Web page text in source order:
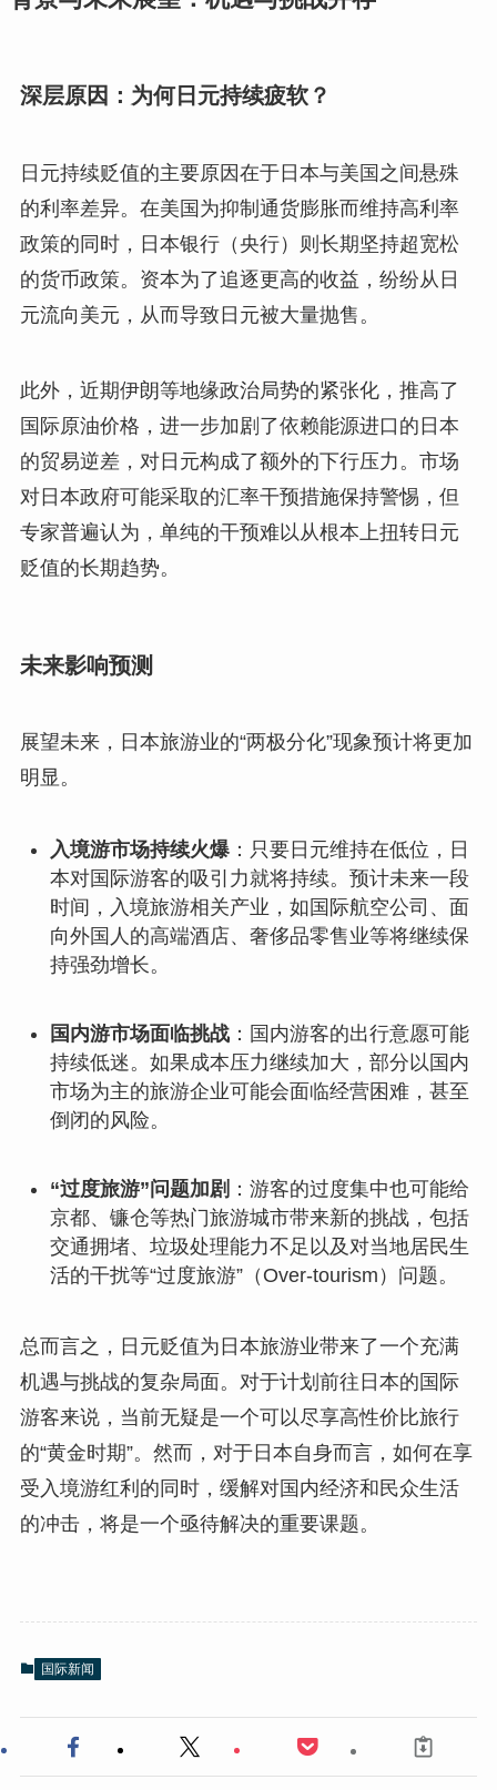
深层原因：为何日元持续疲软？
日元持续贬值的主要原因在于日本与美国之间悬殊
的利率差异。在美国为抑制通货膨胀而维持高利率
政策的同时，日本银行（央行）则长期坚持超宽松
的货币政策。资本为了追逐更高的收益，纷纷从日
元流向美元，从而导致日元被大量抛售。
此外，近期伊朗等地缘政治局势的紧张化，推高了
国际原油价格，进一步加剧了依赖能源进口的日本
的贸易逆差，对日元构成了额外的下行压力。市场
对日本政府可能采取的汇率干预措施保持警惕，但
专家普遍认为，单纯的干预难以从根本上扭转日元
贬值的长期趋势。
未来影响预测
展望未来，日本旅游业的“两极分化”现象预计将更加
明显。
入境游市场持续火爆：只要日元维持在低位，日
本对国际游客的吸引力就将持续。预计未来一段
时间，入境旅游相关产业，如国际航空公司、面
向外国人的高端酒店、奢侈品零售业等将继续保
持强劲增长。
国内游市场面临挑战：国内游客的出行意愿可能
持续低迷。如果成本压力继续加大，部分以国内
市场为主的旅游企业可能会面临经营困难，甚至
倒闭的风险。
“过度旅游”问题加剧 ：游客的过度集中也可能给
京都、镰仓等热门旅游城市带来新的挑战，包括
交通拥堵、垃圾处理能力不足以及对当地居民生
活的干扰等“过度旅游”（Over-tourism）问题。
总而言之，日元贬值为日本旅游业带来了一个充满
机遇与挑战的复杂局面。对于计划前往日本的国际
游客来说，当前无疑是一个可以尽享高性价比旅行
的“黄金时期”。然而，对于日本自身而言，如何在享
受入境游红利的同时，缓解对国内经济和民众生活
的冲击，将是一个亟待解决的重要课题。
国际新闻